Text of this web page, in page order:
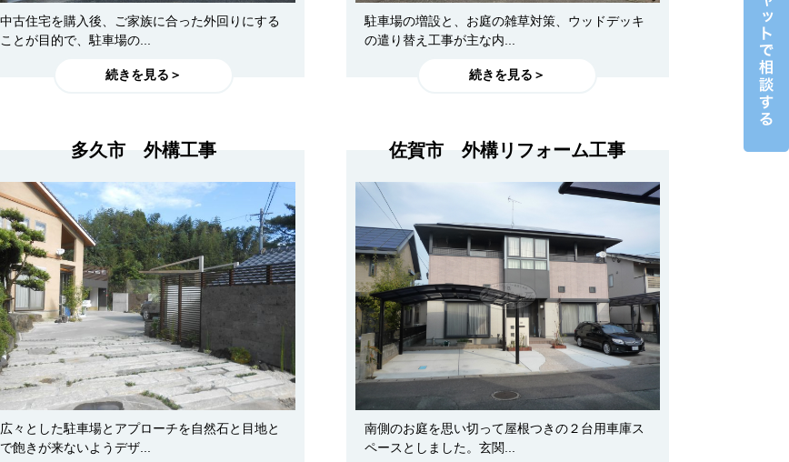
中古住宅を購入後、ご家族に合った外回りにする
ことが目的で、駐車場の...
続きを見る＞
駐車場の増設と、お庭の雑草対策、ウッドデッキ
の遣り替え工事が主な内...
続きを見る＞
多久市 外構工事
広々とした駐車場とアプローチを自然石と目地と
で飽きが来ないようデザ...
佐賀市 外構リフォーム工事
南側のお庭を思い切って屋根つきの２台用車庫ス
ペースとしました。玄関...